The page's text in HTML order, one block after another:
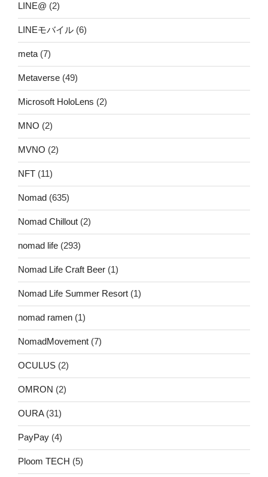
LINE@ (2)
LINEモバイル (6)
meta(7)
Metaverse (49)
Microsoft HoloLens (2)
MNO (2)
MVNO (2)
NFT (11)
Nomad (635)
Nomad Chillout (2)
nomad life (293)
Nomad Life Craft Beer (1)
Nomad Life Summer Resort (1)
nomad ramen (1)
NomadMovement (7)
OCULUS (2)
OMRON (2)
OURA(31)
PayPay (4)
Ploom TECH (5)